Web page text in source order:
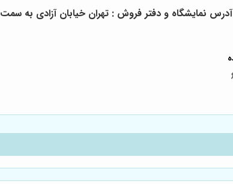
آدرس نمایشگاه و دفتر فروش : تهران خیابان آزادی به سمت انقلاب جنب